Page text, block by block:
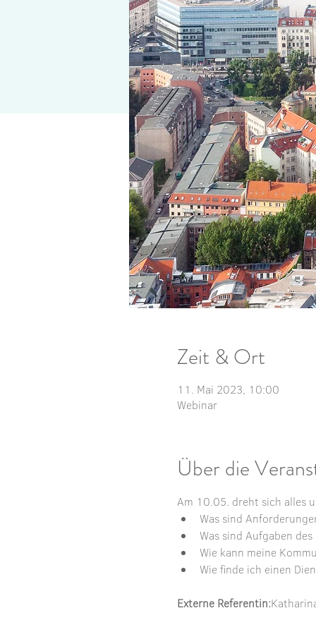
Zeit & Ort
11. Mai 2023, 10:00
Webinar
Über die
Am 10.05. dreht sich alles
Was sind
Was sind Aufgaben
Wie kann meine
Wie finde ich einen
Externe Referentin: